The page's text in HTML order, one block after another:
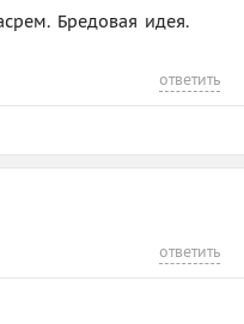
Бредовая идея.
ответить
ответить